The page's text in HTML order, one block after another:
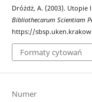
Dróżdż, A. (2003). Utopie
Bibliothecarum Scientiam
https://
Formaty cytowań
Numer